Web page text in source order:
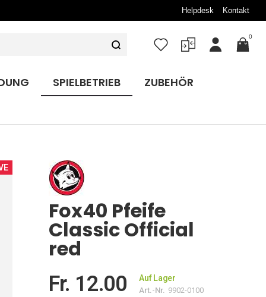
Helpdesk Kontakt
Mein
0
SPIELBETRIEB
ZUBEHÖR
Fox40 Pfeife
Classic Official
red
Fr. 12.00 Auf Lager
Art.-Nr. 9902-0100